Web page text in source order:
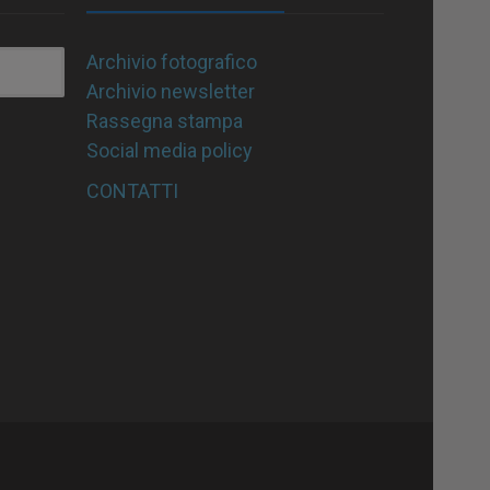
Archivio fotografico
Archivio newsletter
Rassegna stampa
Social media policy
CONTATTI